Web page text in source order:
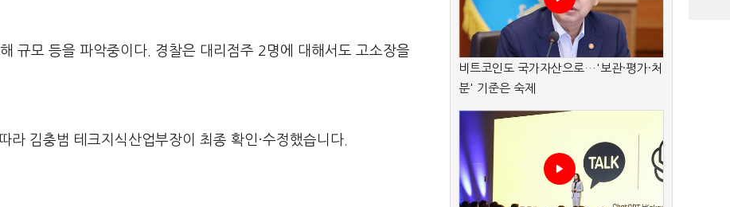
규모 등을 파악중이다. 경찰은 대리점주 2명에 대해서도 고소장을
김충범 테크지식산업부장이 최종 확인·수정했습니다.
비트코인도 국가자산으로…'보관·평가·처
분' 기준은 숙제